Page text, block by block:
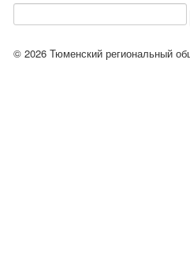
© 2026 Тюменский региональный